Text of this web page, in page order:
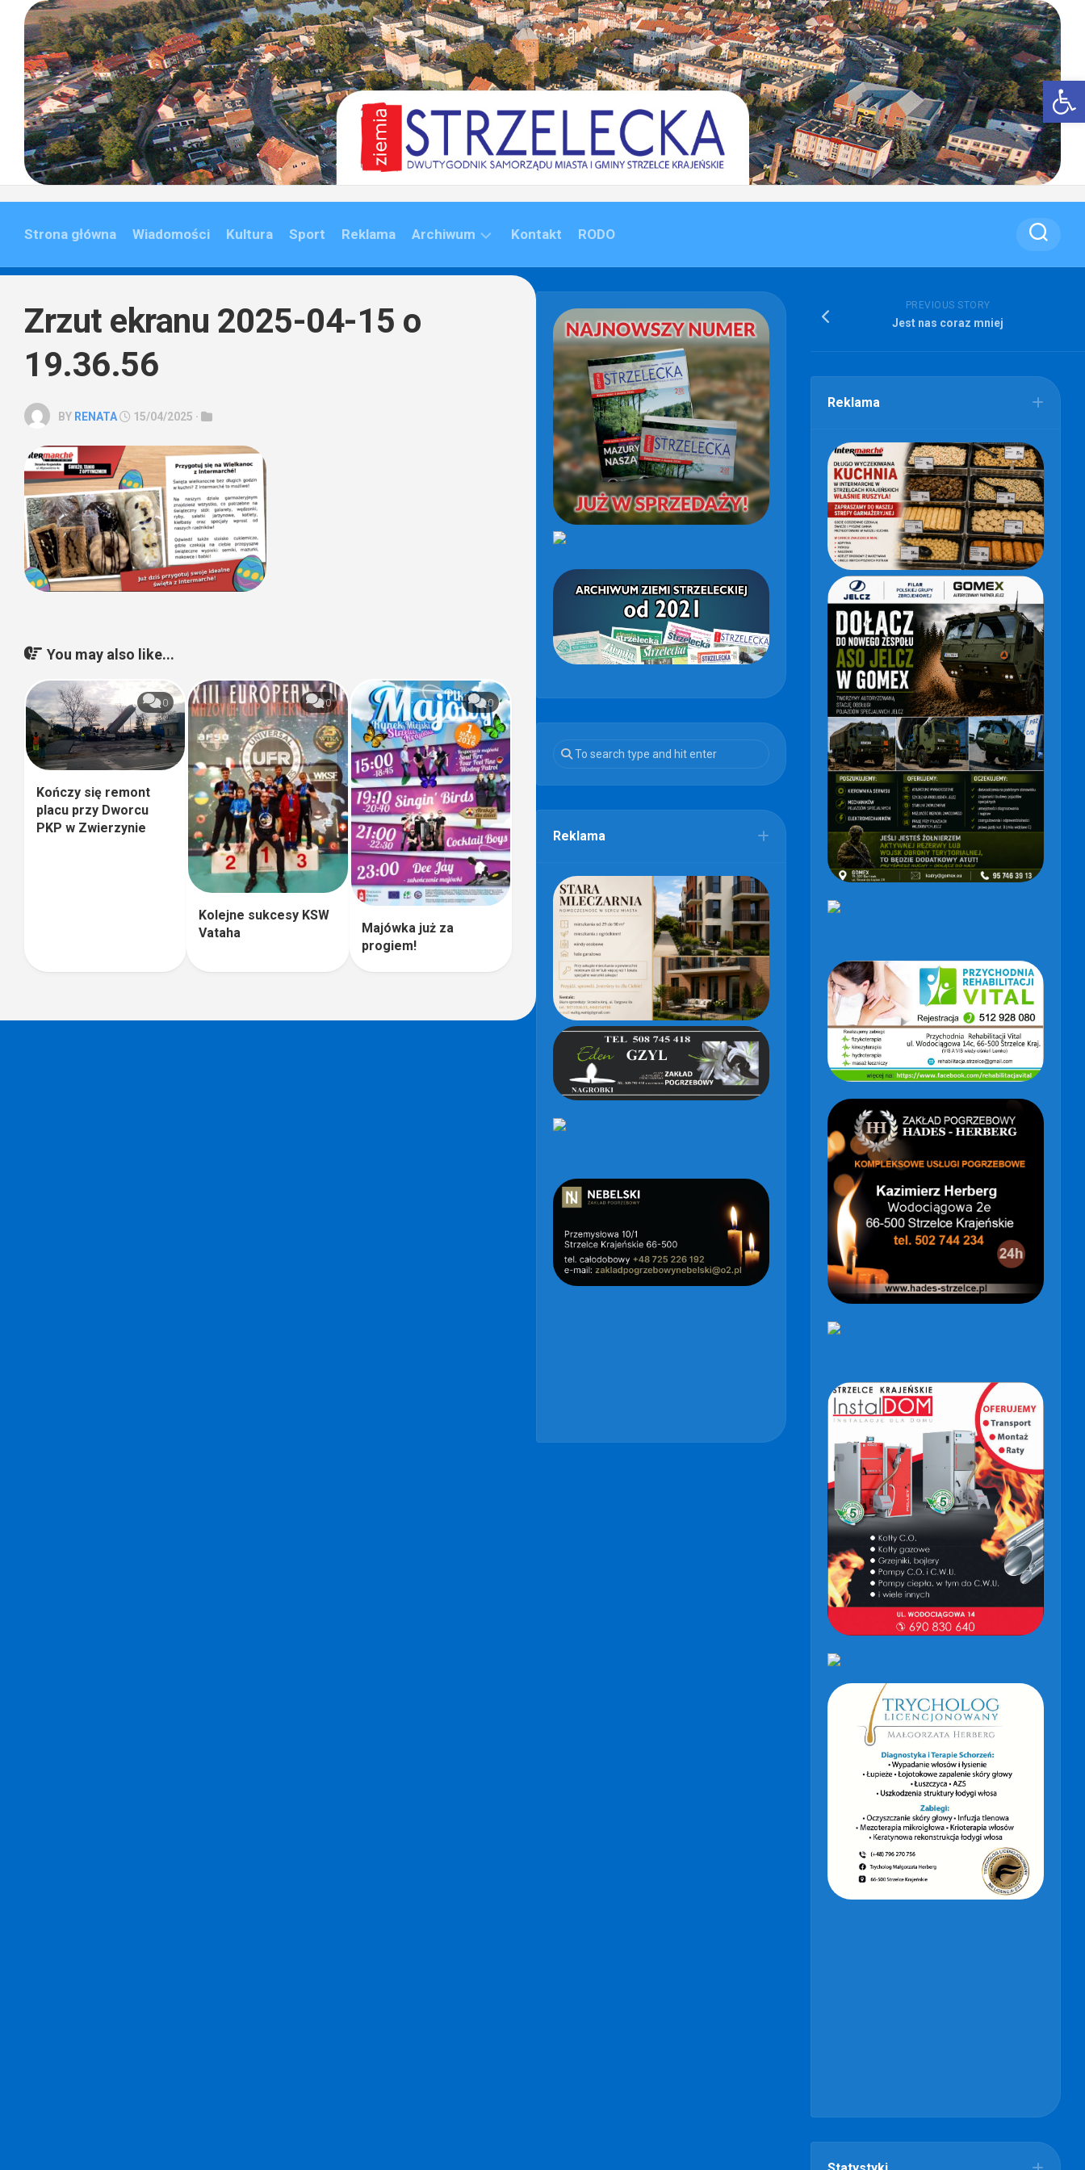
content
Strona główna Wiadomości Kultura Sport Reklama Archiwum Kontakt RODO
Zrzut ekranu 2025-04-15 o
19.36.56
BY RENATA 15/04/2025 ·
You may also like...
0
Kończy się remont
placu przy Dworcu
PKP w Zwierzynie
0
Kolejne sukcesy KSW
Vataha
0
Majówka już za
progiem!
PREVIOUS STORY
Jest nas coraz mniej
Reklama
Reklama